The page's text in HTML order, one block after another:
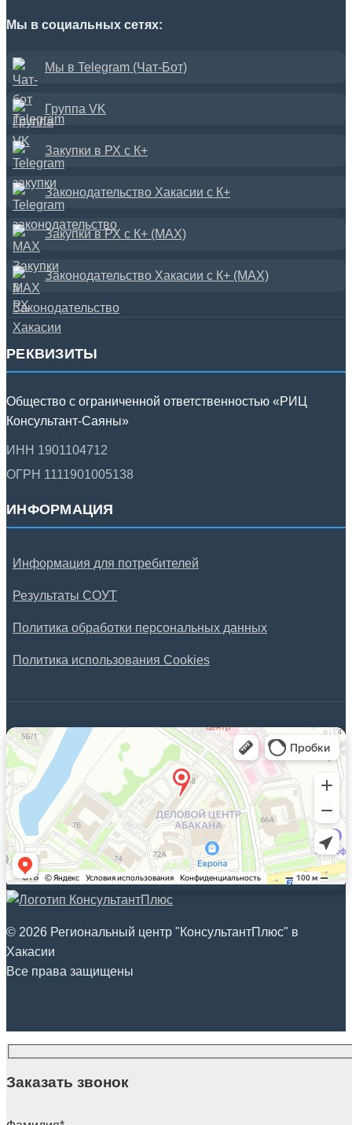
Мы в социальных сетях:
Мы в Telegram (Чат-Бот)
Группа VK
Закупки в РХ с К+
Законодательство Хакасии с К+
Закупки в РХ с К+ (MAX)
Законодательство Хакасии с К+ (MAX)
РЕКВИЗИТЫ
Общество с ограниченной ответственностью «РИЦ
Консультант-Саяны»
ИНН 1901104712
ОГРН 1111901005138
ИНФОРМАЦИЯ
Информация для потребителей
Результаты СОУТ
Политика обработки персональных данных
Политика использования Cookies
© 2026 Региональный центр "КонсультантПлюс" в
Хакасии
Все права защищены
Заказать звонок